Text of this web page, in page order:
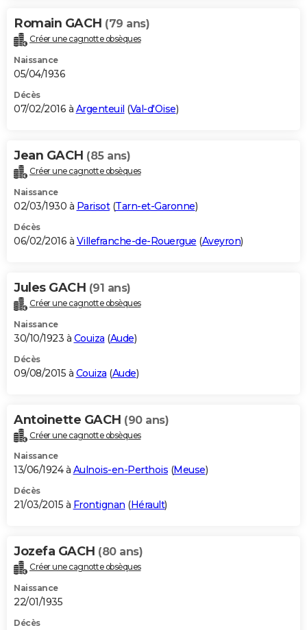
Romain GACH (79 ans)
Créer une cagnotte obsèques
Naissance
05/04/1936
Décès
07/02/2016 à Argenteuil (Val-d'Oise)
Jean GACH (85 ans)
Créer une cagnotte obsèques
Naissance
02/03/1930 à Parisot(Tarn-et-Garonne)
Décès
06/02/2016 à Villefranche-de-Rouergue (Aveyron)
Jules GACH (91 ans)
Créer une cagnotte obsèques
Naissance
30/10/1923 à Couiza (Aude)
Décès
09/08/2015 à Couiza (Aude)
Antoinette GACH (90 ans)
Créer une cagnotte obsèques
Naissance
13/06/1924 à Aulnois-en-Perthois (Meuse)
Décès
21/03/2015 à Frontignan (Hérault)
Jozefa GACH (80 ans)
Créer une cagnotte obsèques
Naissance
22/01/1935
Décès